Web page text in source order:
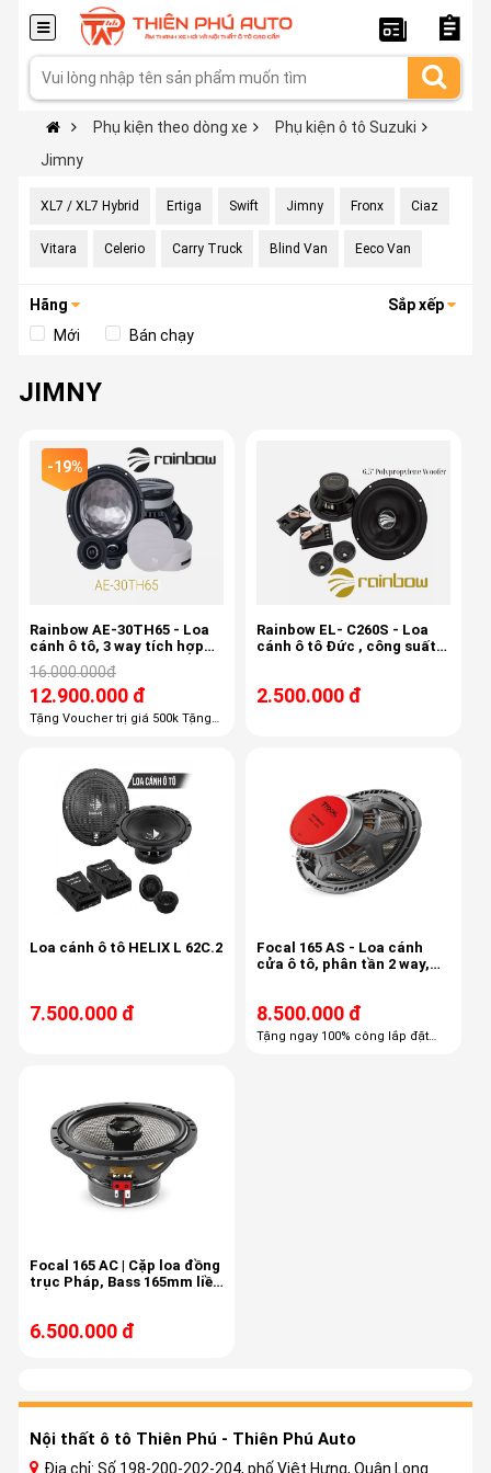
Phụ kiện theo dòng xe
Phụ kiện ô tô Suzuki
Jimny
XL7 / XL7 Hybrid Ertiga Swift Jimny Fronx Ciaz
Vitara Celerio Carry Truck Blind Van Eeco Van
Hãng
Sắp xếp
Mới
Bán chạy
JIMNY
-19%
Rainbow AE-30TH65 - Loa
cánh ô tô, 3 way tích hợp
mid-treb , 6.5 inch, 80/150w,
50-22khz, 87db
16.000.000đ
12.900.000 đ
Tặng Voucher trị giá 500k Tặng
Rainbow EL- C260S - Loa
cánh ô tô Đức , công suất
2.500.000 đ
Loa cánh ô tô HELIX L 62C.2
7.500.000 đ
Focal 165 AS - Loa cánh
cửa ô tô, phân tần 2 way,
8.500.000 đ
Tặng ngay 100% công lắp đặt
Focal 165 AC | Cặp loa đồng
trục Pháp, Bass 165mm liền
6.500.000 đ
Nội thất ô tô Thiên Phú - Thiên Phú Auto
Địa chỉ: Số 198-200-202-204, phố Việt Hưng, Quận Long